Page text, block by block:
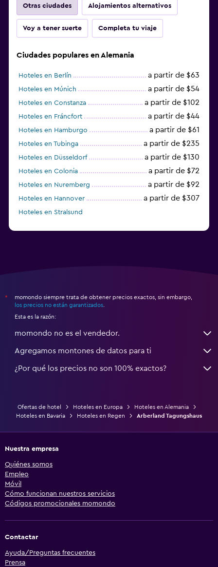
Otras ciudades Alojamientos alternativos
Voy a tener suerte Completa tu viaje
Ciudades populares en Alemania
Hoteles en Berlín a partir de $63
Hoteles en Múnich a partir de $54
Hoteles en Constanza a partir de $102
Hoteles en Fráncfort a partir de $44
Hoteles en Hamburgo a partir de $61
Hoteles en Tubinga a partir de $235
Hoteles en Düsseldorf a partir de $130
Hoteles en Colonia a partir de $72
Hoteles en Nuremberg a partir de $92
Hoteles en Hannover a partir de $307
Hoteles en Stralsund
*
momondo siempre trata de obtener precios exactos, sin embargo,
los precios no están garantizados
Esta es la razón:
momondo no es el vendedor.
Agregamos montones de datos para ti
¿Por qué los precios no son 100% exactos?
Ofertas de hotel Hoteles en Europa
Hoteles en Alemania
Hoteles en Bavaria
Hoteles en Regen Arberland Tagungshaus
Nuestra empresa
Quiénes somos
Empleo
Móvil
Cómo funcionan nuestros servicios
Códigos promocionales momondo
Contactar
Ayuda/Preguntas frecuentes
Prensa